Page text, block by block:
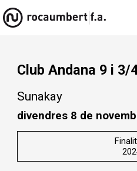
Club Andana 9 i 3/
Sunakay
divendres 8 de